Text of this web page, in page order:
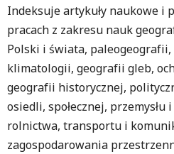
Indeksuje artykuły naukowe i
pracach z zakresu nauk
Polski i świata,
klimatologii, geografii gleb,
geografii historycznej,
osiedli, społecznej,
rolnictwa, transportu i
zagospodarowania